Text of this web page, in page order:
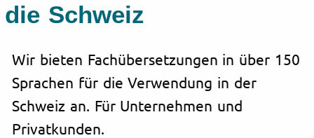
die Schweiz
Wir bieten Fachübersetzungen in über 150
Sprachen für die Verwendung in der
Schweiz an. Für Unternehmen und
Privatkunden.